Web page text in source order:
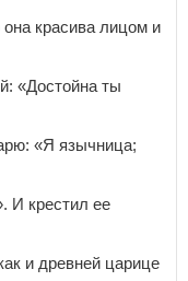
красива лицом и
«Достойна ты
«Я язычница;
И крестил ее
и древней царице